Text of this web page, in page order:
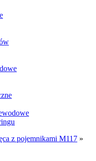
z pojemnikami M117 »